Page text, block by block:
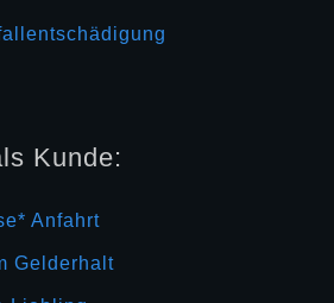
Kunde:
Anfahrt
Gelderhalt